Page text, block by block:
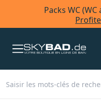
Packs WC